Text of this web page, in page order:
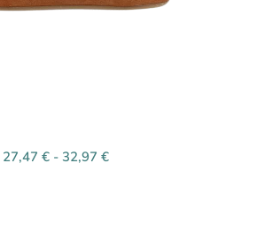
27,47 € - 32,97 €